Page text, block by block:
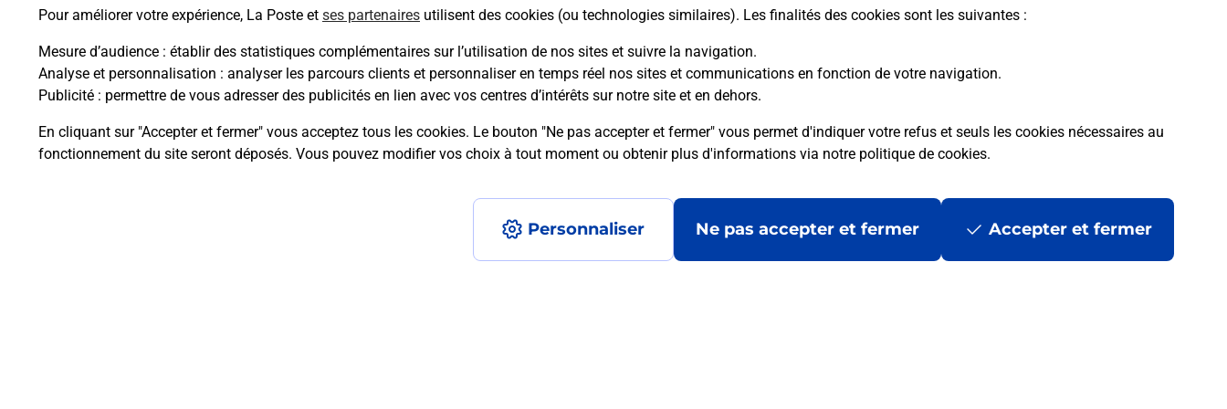
Pour améliorer votre expérience, La Poste et ses partenaires utilisent des cookies (ou technologies similaires). Les finalités des cookies sont les suivantes :
Mesure d’audience : établir des statistiques complémentaires sur l’utilisation de nos sites et suivre la navigation.
Analyse et personnalisation : analyser les parcours clients et personnaliser en temps réel nos sites et communications en fonction de votre navigation.
Publicité : permettre de vous adresser des publicités en lien avec vos centres d’intérêts sur notre site et en dehors.
En cliquant sur "Accepter et fermer" vous acceptez tous les cookies. Le bouton "Ne pas accepter et fermer" vous permet d'indiquer votre refus et seuls les cookies nécessaires au
fonctionnement du site seront déposés. Vous pouvez modifier vos choix à tout moment ou obtenir plus d'informations via notre politique de cookies.
Personnaliser Ne pas accepter et fermer Accepter et fermer
Questions fréquemment posées